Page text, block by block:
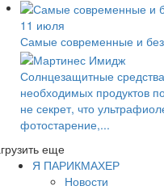
11 июля
Самые современные и
Солнцезащитные
необходимых продуктов
не секрет, что
фотостарение,...
еще
Я ПАРИКМАХЕР
Новости